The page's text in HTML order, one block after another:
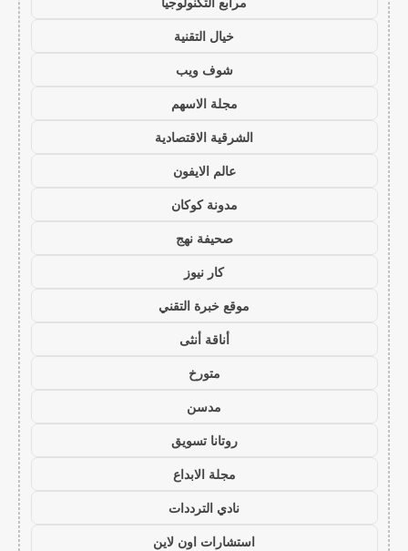
خيال التقنية
شوف ويب
مجلة الاسهم
الشرقية الاقتصادية
عالم الايفون
مدونة كوكان
صحيفة نهج
كار نيوز
موقع خبرة التقني
أناقة أنثى
متورخ
مدسن
روتانا تسويق
مجلة الابداع
نادي الترددات
استشارات اون لاين